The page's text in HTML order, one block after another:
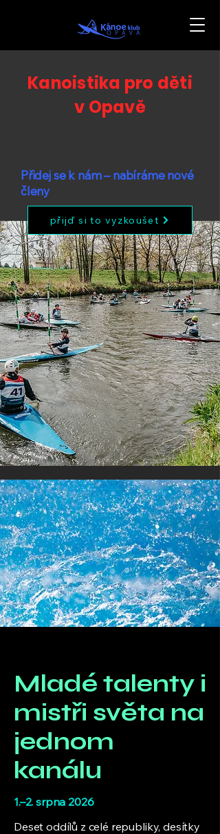
Kanoistika pro děti
v Opavě
Přidej se k nám – nabíráme nové
členy
přijď si to vyzkoušet
Mladé talenty i
mistři světa na
jednom
kanálu
1.–2. srpna 2026
Deset oddílů z celé republiky, desítky